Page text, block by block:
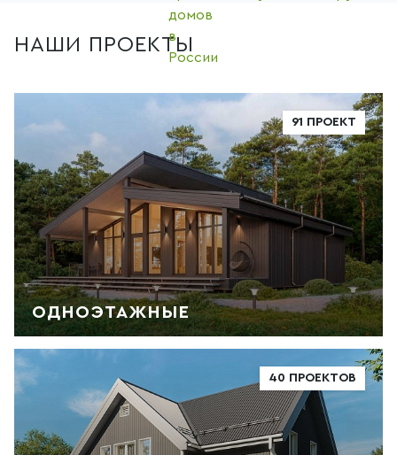
НАШИ ПРОЕКТЫ
91 ПРОЕКТ
ОДНОЭТАЖНЫЕ
40 ПРОЕКТОВ